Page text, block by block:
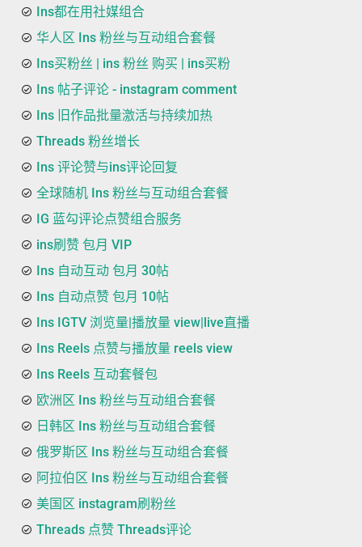
Ins都在用社媒组合
华人区 Ins 粉丝与互动组合套餐
Ins买粉丝 | ins 粉丝 购买 | ins买粉
Ins 帖子评论 - instagram comment
Ins 旧作品批量激活与持续加热
Threads 粉丝增长
Ins 评论赞与ins评论回复
全球随机 Ins 粉丝与互动组合套餐
IG 蓝勾评论点赞组合服务
ins刷赞 包月 VIP
Ins 自动互动 包月 30帖
Ins 自动点赞 包月 10帖
Ins IGTV 浏览量|播放量 view|live直播
Ins Reels 点赞与播放量 reels view
Ins Reels 互动套餐包
欧洲区 Ins 粉丝与互动组合套餐
日韩区 Ins 粉丝与互动组合套餐
俄罗斯区 Ins 粉丝与互动组合套餐
阿拉伯区 Ins 粉丝与互动组合套餐
美国区 instagram刷粉丝
Threads 点赞 Threads评论